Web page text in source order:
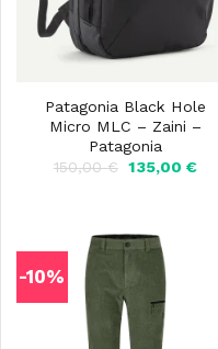
Patagonia Black Hole
Micro MLC – Zaini –
Patagonia
150,00€ Il
135,00€Il
-10%